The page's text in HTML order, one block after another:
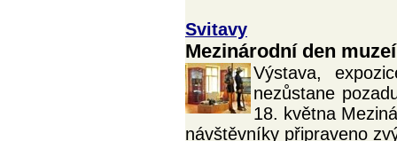
Svitavy
Mezinárodní den
Výstava,
nezůstane
18. května
návštěvníky připraveno